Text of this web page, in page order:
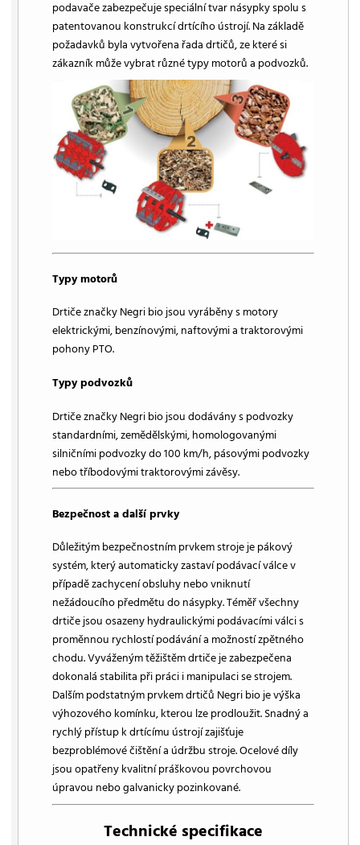
podavače zabezpečuje speciální tvar násypky spolu s
patentovanou konstrukcí drtícího ústrojí. Na základě
požadavků byla vytvořena řada drtičů, ze které si
zákazník může vybrat různé typy motorů a podvozků.
Typy motorů
Drtiče značky Negri bio jsou vyráběny s motory
elektrickými, benzínovými, naftovými a traktorovými
pohony PTO.
Typy podvozků
Drtiče značky Negri bio jsou dodávány s podvozky
standardními, zemědělskými, homologovanými
silničními podvozky do 100 km/h, pásovými podvozky
nebo tříbodovými traktorovými závěsy.
Bezpečnost a další prvky
Důležitým bezpečnostním prvkem stroje je pákový
systém, který automaticky zastaví podávací válce v
případě zachycení obsluhy nebo vniknutí
nežádoucího předmětu do násypky. Téměř všechny
drtiče jsou osazeny hydraulickými podávacími válci s
proměnnou rychlostí podávání a možností zpětného
chodu. Vyváženým těžištěm drtiče je zabezpečena
dokonalá stabilita při práci i manipulaci se strojem.
Dalším podstatným prvkem drtičů Negri bio je výška
výhozového komínku, kterou lze prodloužit. Snadný a
rychlý přístup k drtícímu ústrojí zajišťuje
bezproblémové čištění a údržbu stroje. Ocelové díly
jsou opatřeny kvalitní práškovou povrchovou
úpravou nebo galvanicky pozinkované.
Technické specifikace